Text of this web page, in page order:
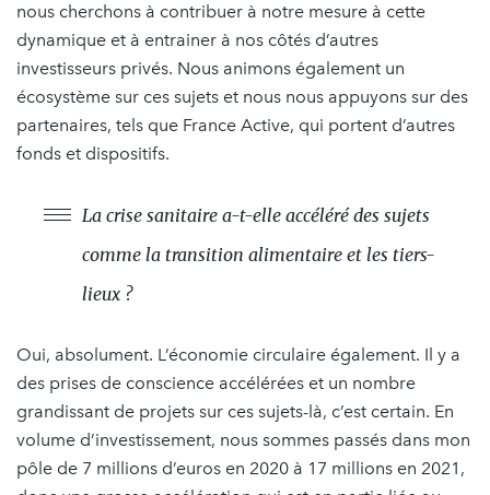
nous cherchons à contribuer à notre mesure à cette
dynamique et à entrainer à nos côtés d’autres
investisseurs privés. Nous animons également un
écosystème sur ces sujets et nous nous appuyons sur des
partenaires, tels que France Active, qui portent d’autres
fonds et dispositifs.
La crise sanitaire a-t-elle accéléré des sujets
comme la transition alimentaire et les tiers-
lieux ?
Oui, absolument. L’économie circulaire également. Il y a
des prises de conscience accélérées et un nombre
grandissant de projets sur ces sujets-là, c’est certain. En
volume d’investissement, nous sommes passés dans mon
pôle de 7 millions d’euros en 2020 à 17 millions en 2021,